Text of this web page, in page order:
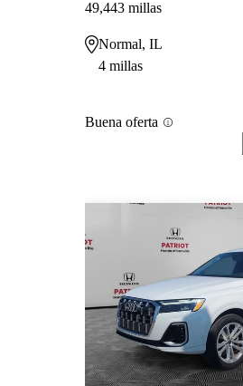
49,443 millas
Normal, IL
4 millas
Buena oferta